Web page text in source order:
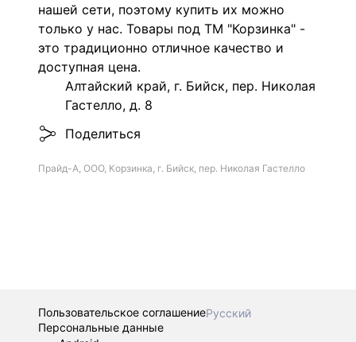
нашей сети, поэтому купить их можно
только у нас. Товары под ТМ "Корзинка" -
это традиционно отличное качество и
доступная цена.
Алтайский край, г. Бийск, пер. Николая
Гастелло, д. 8
Поделиться
Прайд-А, ООО, Корзинка, г. Бийск, пер. Николая Гастелло
Пользовательское соглашениеРусский
Персональные данные